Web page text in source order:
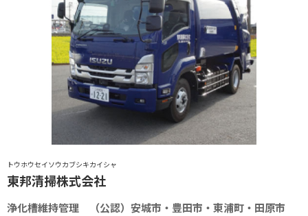
トウホウセイソウカブシキカイシャ
東邦清掃株式会社
浄化槽維持管理 （公認）安城市・豊田市・東浦町・田原市